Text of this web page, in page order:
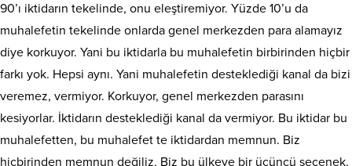
90’ı iktidarın tekelinde, onu eleştiremiyor. Yüzde 10’u da
muhalefetin tekelinde onlarda genel merkezden para alamayız
diye korkuyor. Yani bu iktidarla bu muhalefetin birbirinden hiçbir
farkı yok. Hepsi aynı. Yani muhalefetin desteklediği kanal da bizi
veremez, vermiyor. Korkuyor, genel merkezden parasını
kesiyorlar. İktidarın desteklediği kanal da vermiyor. Bu iktidar bu
muhalefetten, bu muhalefet te iktidardan memnun. Biz
hiçbirinden memnun değiliz. Biz bu ülkeye bir üçüncü seçenek,